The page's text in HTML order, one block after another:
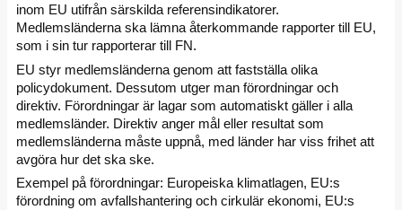
inom EU utifrån särskilda referensindikatorer.
Medlemsländerna ska lämna återkommande rapporter till EU,
som i sin tur rapporterar till FN.
EU styr medlemsländerna genom att fastställa olika
policydokument. Dessutom utger man förordningar och
direktiv. Förordningar är lagar som automatiskt gäller i alla
medlemsländer. Direktiv anger mål eller resultat som
medlemsländerna måste uppnå, med länder har viss frihet att
avgöra hur det ska ske.
Exempel på förordningar: Europeiska klimatlagen, EU:s
förordning om avfallshantering och cirkulär ekonomi, EU:s